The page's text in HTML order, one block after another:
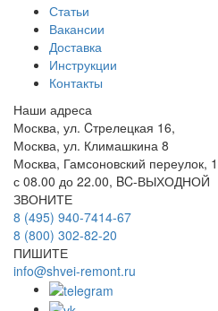
Статьи
Вакансии
Доставка
Инструкции
Контакты
Наши адреса
Москва, ул. Cтрелецкая 16,
Москва, ул. Климашкина 8
Москва, Гамсоновский переулок, 1
с 08.00 до 22.00, BC-ВЫХОДНОЙ
ЗВОНИТЕ
8 (495) 940-7414-67
8 (800) 302-82-20
ПИШИТЕ
info@shvei-remont.ru